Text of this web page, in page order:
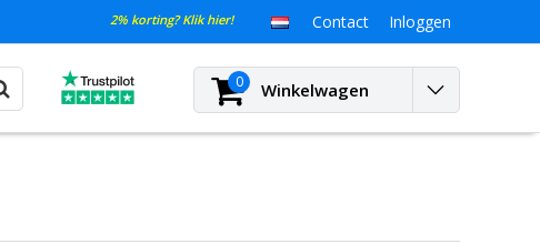
2% korting? Klik hier! Contact Inloggen
0 Winkelwagen